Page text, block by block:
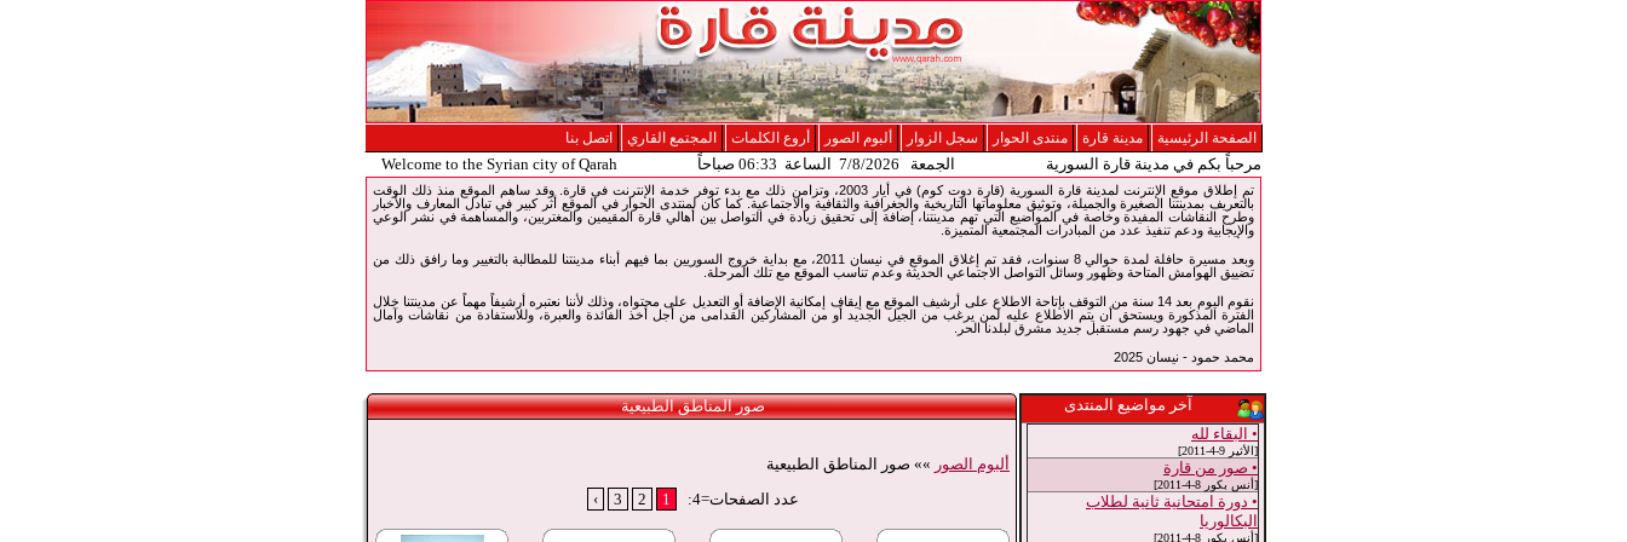
الصفحة الرئيسية مدينة قارة منتدى الحوار سجل الزوار ألبوم الصور أروع الكلمات المجتمع القاري اتصل بنا
مرحباً بكم في مدينة قارة السورية الجمعة 7/8/2026 الساعة 06:33 صباحاً Welcome to the Syrian city of Qarah
تم إطلاق موقع الإنترنت لمدينة قارة السورية (قارة دوت كوم) في أيار 2003، وتزامن ذلك مع بدء توفر خدمة الإنترنت في قارة. وقد ساهم الموقع منذ ذلك الوقت
بالتعريف بمدينتنا الصغيرة والجميلة، وتوثيق معلوماتها التاريخية والجغرافية والثقافية والاجتماعية. كما كان لمنتدى الحوار في الموقع أثر كبير في تبادل المعارف والأخبار
وطرح النقاشات المفيدة وخاصة في المواضيع التي تهم مدينتنا، إضافة إلى تحقيق زيادة في التواصل بين أهالي قارة المقيمين والمغتربين، والمساهمة في نشر الوعي
والإيجابية ودعم تنفيذ عدد من المبادرات المجتمعية المتميزة.
وبعد مسيرة حافلة لمدة حوالي 8 سنوات، فقد تم إغلاق الموقع في نيسان 2011، مع بداية خروج السوريين بما فيهم أبناء مدينتنا للمطالبة بالتغيير وما رافق ذلك من
تضييق الهوامش المتاحة وظهور وسائل التواصل الاجتماعي الحديثة وعدم تناسب الموقع مع تلك المرحلة.
نقوم اليوم بعد 14 سنة من التوقف بإتاحة الاطلاع على أرشيف الموقع مع إيقاف إمكانية الإضافة أو التعديل على محتواه، وذلك لأننا نعتبره أرشيفاً مهماً عن مدينتنا خلال
الفترة المذكورة ويستحق أن يتم الاطلاع عليه لمن يرغب من الجيل الجديد أو من المشاركين القدامى من أجل أخذ الفائدة والعبرة، وللاستفادة من نقاشات وآمال
الماضي في جهود رسم مستقبل جديد مشرق لبلدنا الحر.
محمد حمود - نيسان 2025
آخر مواضيع المنتدى
• البقاء لله
[الأثير 9-4-2011]
• صور من قارة
[أنس بكور 8-4-2011]
• دورة امتحانية ثانية لطلاب
البكالوريا
[أنس بكور 8-4-2011]
صور المناطق الطبيعية
ألبوم الصور »» صور المناطق الطبيعية
عدد الصفحات=4:
1
2
3
›